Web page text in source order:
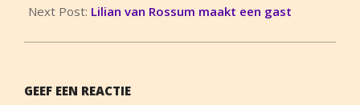
Next Post: Lilian van Rossum maakt een gast
GEEF EEN REACTIE